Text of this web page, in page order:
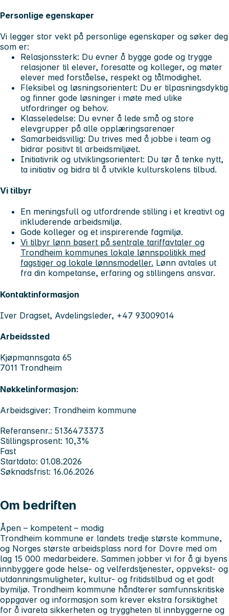
Personlige egenskaper
Vi legger stor vekt på personlige egenskaper og søker deg
som er:
Relasjonssterk: Du evner å bygge gode og trygge
relasjoner til elever, foresatte og kolleger, og møter
elever med forståelse, respekt og tålmodighet.
Fleksibel og løsningsorientert: Du er tilpasningsdyktig
og finner gode løsninger i møte med ulike
utfordringer og behov.
Klasseledelse: Du evner å lede små og store
elevgrupper på alle opplæringsarenaer
Samarbeidsvillig: Du trives med å jobbe i team og
bidrar positivt til arbeidsmiljøet.
Initiativrik og utviklingsorientert: Du tør å tenke nytt,
ta initiativ og bidra til å utvikle kulturskolens tilbud.
Vi tilbyr
En meningsfull og utfordrende stilling i et kreativt og
inkluderende arbeidsmiljø.
Gode kolleger og et inspirerende fagmiljø.
Vi tilbyr lønn basert på sentrale tariffavtaler og
Trondheim kommunes lokale lønnspolitikk med
fagstiger og lokale lønnsmodeller. Lønn avtales ut
fra din kompetanse, erfaring og stillingens ansvar.
Kontaktinformasjon
Iver Dragset, Avdelingsleder, +47 93009014
Arbeidssted
Kjøpmannsgata 65
7011 Trondheim
Nøkkelinformasjon:
Arbeidsgiver: Trondheim kommune
Referansenr.: 5136473373
Stillingsprosent: 10,3%
Fast
Startdato: 01.08.2026
Søknadsfrist: 16.06.2026
Om bedriften
Åpen – kompetent – modig
Trondheim kommune er landets tredje største kommune,
og Norges største arbeidsplass nord for Dovre med om
lag 15 000 medarbeidere. Sammen jobber vi for å gi byens
innbyggere gode helse- og velferdstjenester, oppvekst- og
utdanningsmuligheter, kultur- og fritidstilbud og et godt
bymiljø. Trondheim kommune håndterer samfunnskritiske
oppgaver og informasjon som krever ekstra forsiktighet
for å ivareta sikkerheten og tryggheten til innbyggerne og